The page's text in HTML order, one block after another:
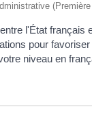
l'État
pour
niveau en